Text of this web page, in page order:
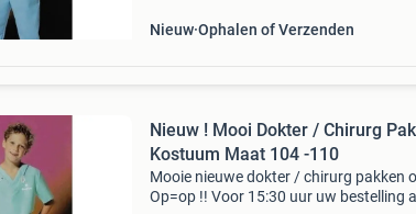
Nieuw Ophalen of Verzenden
Nieuw ! Mooi Dokter / Chirurg
Kostuum Maat 104 -110
Mooie nieuwe dokter / chirurg pakken
Op=op !! Voor 15:30 uur uw bestelling